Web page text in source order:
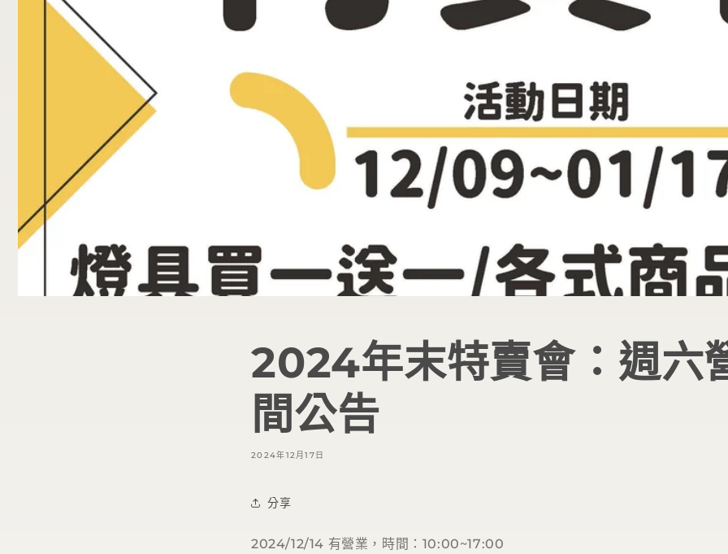
2024年末特賣會：週六
間公告
2024年12月17日
分享
2024/12/14 有營業，時間：10:00~17:00